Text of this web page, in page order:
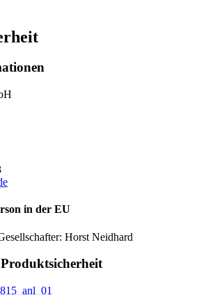
in der EU
Horst Neidhard